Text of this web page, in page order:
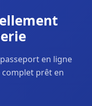
en ligne
complet prêt en